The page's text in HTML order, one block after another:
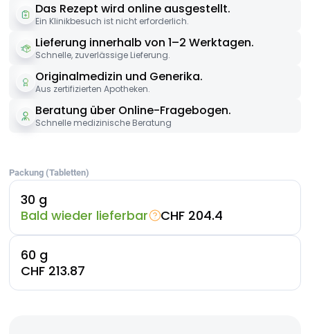
Das Rezept wird online ausgestellt.
Ein Klinikbesuch ist nicht erforderlich.
Lieferung innerhalb von 1–2 Werktagen.
Schnelle, zuverlässige Lieferung.
Originalmedizin und Generika.
Aus zertifizierten Apotheken.
Beratung über Online-Fragebogen.
Schnelle medizinische Beratung
Packung (Tabletten)
30 g
Bald wieder lieferbar
CHF 204.4
60 g
CHF 213.87